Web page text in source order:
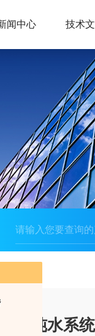
闻中心 技术
超纯水系统